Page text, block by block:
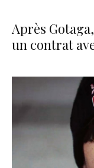
Après
un contrat